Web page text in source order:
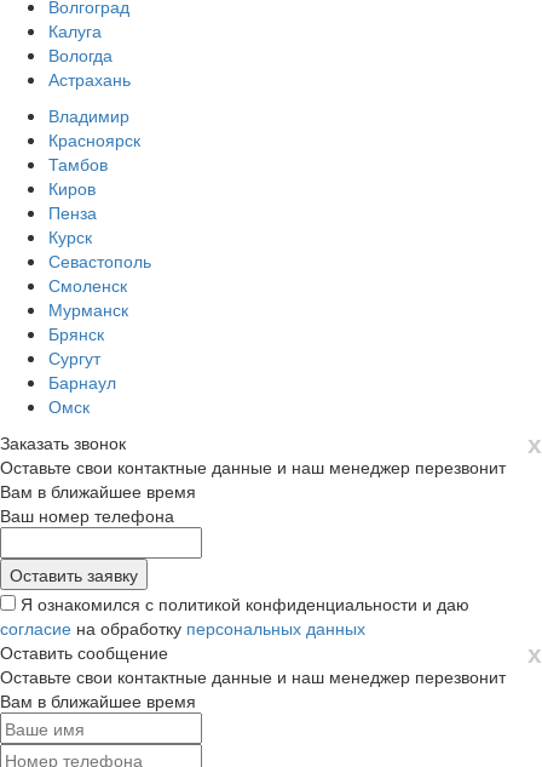
Волгоград
Калуга
Вологда
Астрахань
Владимир
Красноярск
Тамбов
Киров
Пенза
Курск
Севастополь
Смоленск
Мурманск
Брянск
Сургут
Барнаул
Омск
х
Заказать звонок
Оставьте свои контактные данные и наш менеджер перезвонит
Вам в ближайшее время
Ваш номер телефона
Я ознакомился с политикой конфиденциальности и даю
согласие на обработку персональных данных
х
Оставить сообщение
Оставьте свои контактные данные и наш менеджер перезвонит
Вам в ближайшее время